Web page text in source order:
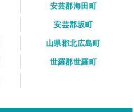
安芸郡海田町
安芸郡坂町
山県郡北広島町
世羅郡世羅町